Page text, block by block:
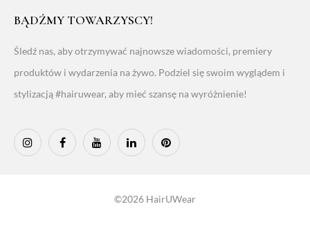
BĄDŹMY TOWARZYSCY!
Śledź nas, aby otrzymywać najnowsze wiadomości, premiery
produktów i wydarzenia na żywo. Podziel się swoim wyglądem i
stylizacją #hairuwear, aby mieć szansę na wyróżnienie!
©2026 HairUWear